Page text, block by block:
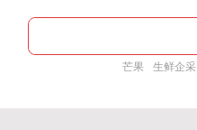
芒果 生鲜企采